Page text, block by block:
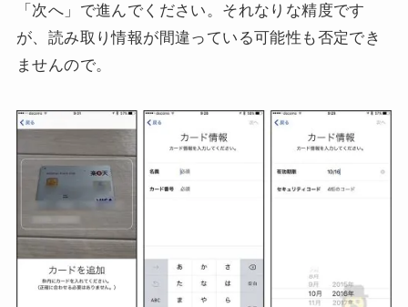
「次へ」で進んでください。それなりな精度です
が、読み取り情報が間違っている可能性も否定でき
ませんので。